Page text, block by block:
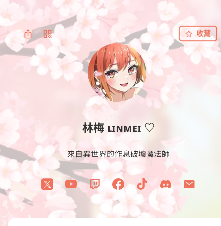
林梅 ʟɪɴᴍᴇɪ ♡
來自異世界的作息破壞魔法師
收藏